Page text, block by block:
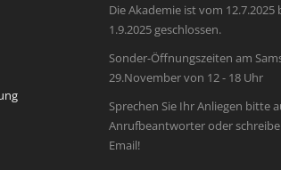
Die Akademie ist vom 12.7.2025
1.9.2025 geschlossen.
Sonder-Öffnungszeiten am
29.November von 12 - 18 Uhr
Sprechen Sie Ihr Anliegen bitte
Anrufbeantworter oder
Email!